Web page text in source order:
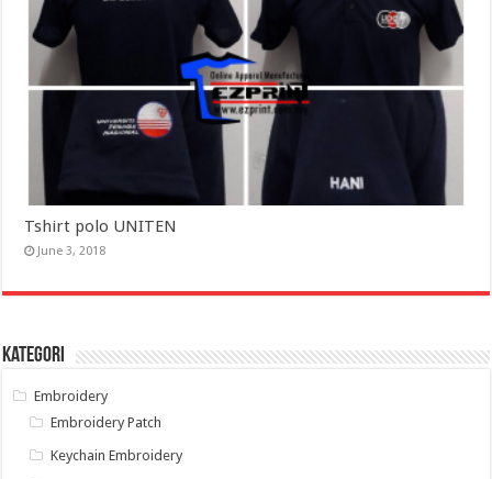
Tshirt polo UNITEN
June 3, 2018
Kategori
Embroidery
Embroidery Patch
Keychain Embroidery